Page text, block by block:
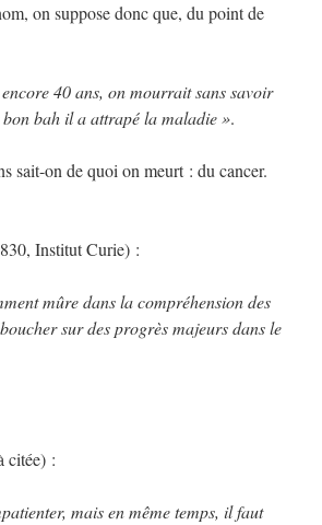
on suppose donc que, du point de
40 ans, on mourrait sans savoir
bon bah il a attrapé la maladie ».
sait-on de quoi on meurt : du cancer.
Institut Curie) :
mûre dans la compréhension des
sur des progrès majeurs dans le
citée) :
mais en même temps, il faut